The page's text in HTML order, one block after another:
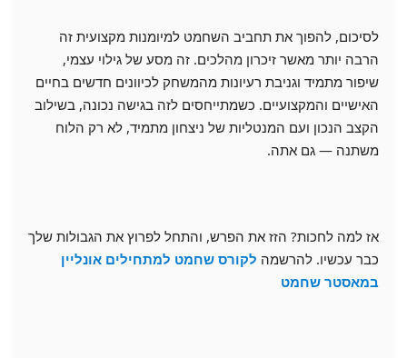
לסיכום, להפוך את תחביב השחמט למיומנות מקצועית זה
הרבה יותר מאשר זיכרון מהלכים. זה מסע של גילוי עצמי,
שיפור מתמיד וגניבת רעיונות מהמשחק לכיוונים חדשים בחיים
האישיים והמקצועיים. כשמתייחסים לזה בגישה נכונה, בשילוב
הקצב הנכון ועם המנטליות של ניצחון מתמיד, לא רק הלוח
משתנה — גם אתה.
אז למה לחכות? הזז את הפרש, והתחל לפרוץ את הגבולות שלך
כבר עכשיו. להרשמה לקורס שחמט למתחילים אונליין
במאסטר שחמט